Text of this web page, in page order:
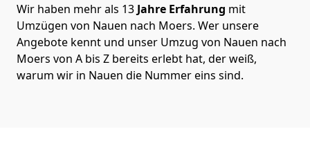
Wir haben mehr als 13 Jahre Erfahrung mit
Umzügen von Nauen nach Moers. Wer unsere
Angebote kennt und unser Umzug von Nauen nach
Moers von A bis Z bereits erlebt hat, der weiß,
warum wir in Nauen die Nummer eins sind.